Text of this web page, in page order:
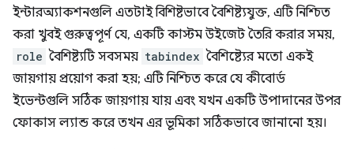
ইন্টারঅ্যাকশনগুলি এতটাই বিশিষ্টভাবে বৈশিষ্ট্যযুক্ত, এটি নিশ্চিত
করা খুবই গুরুত্বপূর্ণ যে, একটি কাস্টম উইজেট তৈরি করার সময়,
role বৈশিষ্ট্যটি সবসময় tabindex বৈশিষ্ট্যের মতো একই
জায়গায় প্রয়োগ করা হয়; এটি নিশ্চিত করে যে কীবোর্ড
ইভেন্টগুলি সঠিক জায়গায় যায় এবং যখন একটি উপাদানের উপর
ফোকাস ল্যান্ড করে তখন এর ভূমিকা সঠিকভাবে জানানো হয়।